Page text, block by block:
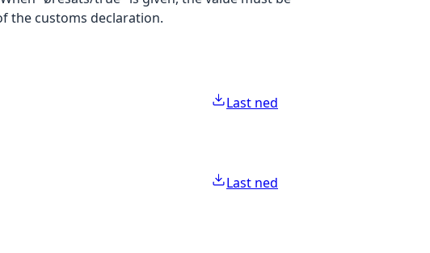
the customs declaration.
Last ned
Last ned